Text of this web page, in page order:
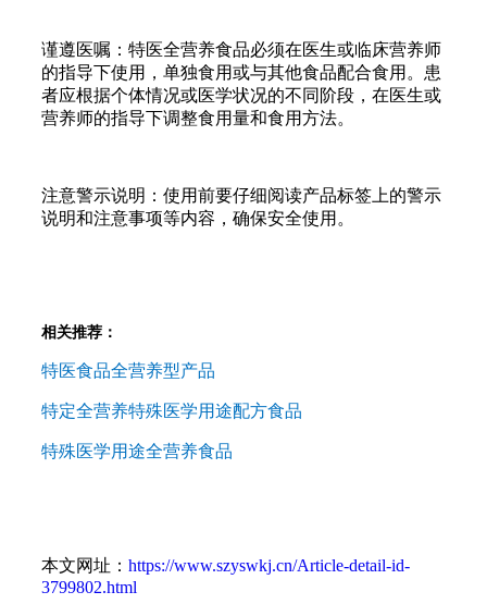
谨遵医嘱：特医全营养食品必须在医生或临床营养师
的指导下使用，单独食用或与其他食品配合食用。患
者应根据个体情况或医学状况的不同阶段，在医生或
营养师的指导下调整食用量和食用方法。
注意警示说明：使用前要仔细阅读产品标签上的警示
说明和注意事项等内容，确保安全使用。
相关推荐：
特医食品全营养型产品
特定全营养特殊医学用途配方食品
特殊医学用途全营养食品
本文网址： https://www.szyswkj.cn/Article-detail-id-
3799802.html